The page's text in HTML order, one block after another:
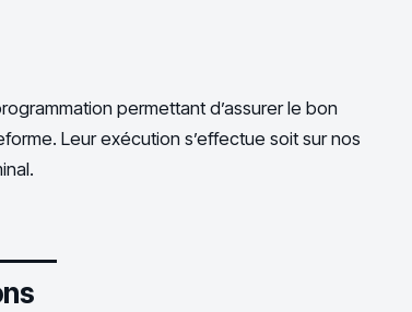
permettant d’assurer le bon
Leur exécution s’effectue soit sur nos